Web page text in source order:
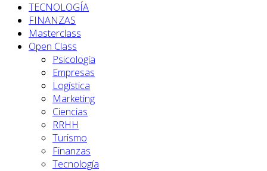
TECNOLOGÍA
FINANZAS
Masterclass
Open Class
Psicología
Empresas
Logística
Marketing
Ciencias
RRHH
Turismo
Finanzas
Tecnología